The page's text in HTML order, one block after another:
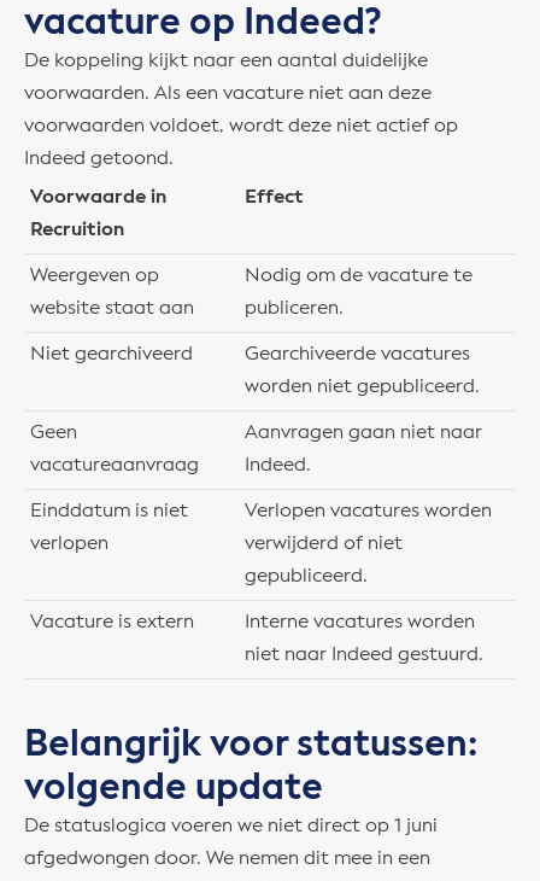
vacature op Indeed?
De koppeling kijkt naar een aantal duidelijke
voorwaarden. Als een vacature niet aan deze
voorwaarden voldoet, wordt deze niet actief op
Indeed getoond.
Voorwaarde in
Recruition
Effect
Weergeven op
website staat aan
Nodig om de vacature te
publiceren.
Niet gearchiveerd
Gearchiveerde vacatures
worden niet gepubliceerd.
Geen
vacatureaanvraag
Aanvragen gaan niet naar
Indeed.
Einddatum is niet
verlopen
Verlopen vacatures worden
verwijderd of niet
gepubliceerd.
Vacature is extern
Interne vacatures worden
niet naar Indeed gestuurd.
Belangrijk voor statussen:
volgende update
De statuslogica voeren we niet direct op 1 juni
afgedwongen door. We nemen dit mee in een